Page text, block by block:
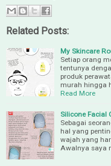
Related Posts:
My Skincare
Setiap orang
tentunya
produk
murah hingga
Read More
Silicone Facial
Sebagai
hal yang
wajah yang
Awalnya saya